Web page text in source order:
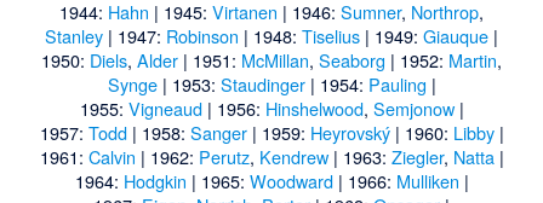
1944: Hahn | 1945: Virtanen | 1946: Sumner, Northrop,
Stanley | 1947: Robinson | 1948: Tiselius | 1949: Giauque |
1950: Diels, Alder | 1951: McMillan, Seaborg | 1952: Martin,
Synge| 1953: Staudinger| 1954: Pauling |
1955: Vigneaud| 1956: Hinshelwood, Semjonow|
1957: Todd| 1958: Sanger| 1959: Heyrovský| 1960: Libby|
1961: Calvin | 1962: Perutz, Kendrew| 1963: Ziegler, Natta|
1964: Hodgkin | 1965: Woodward| 1966: Mulliken |